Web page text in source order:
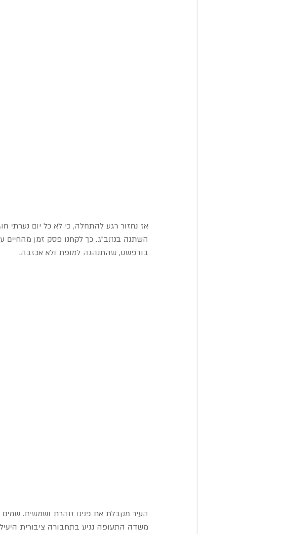
השתנה בנתב"ג. כך לקחנו פסק זמן מהחיים
בודפשט, שהתנהגה למופת ולא אכזבה.
העיר מקבלת את פנינו זוהרת ושמשית. שמים
משדה התעופה נגיע בתחבורה ציבורית